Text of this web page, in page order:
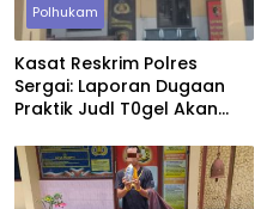
Polhukam
Kasat Reskrim Polres
Sergai: Laporan Dugaan
Praktik Judl T0gel Akan